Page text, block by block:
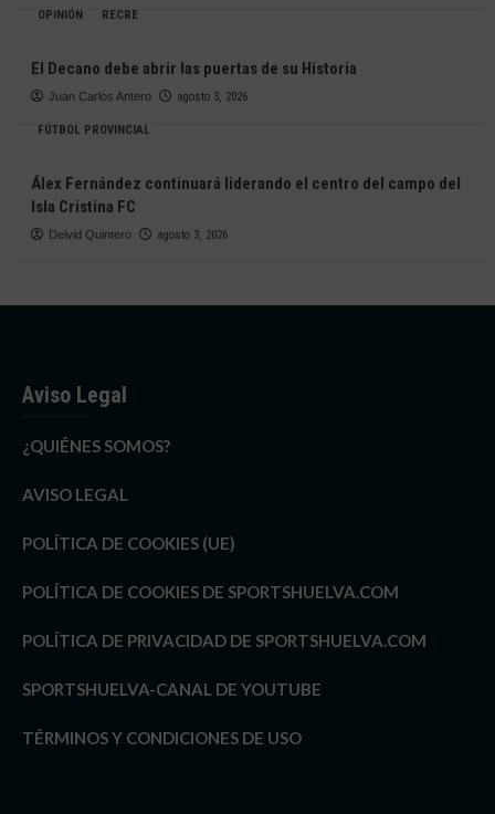
OPINIÓN RECRE
El Decano debe abrir las puertas de su Historia
Juan Carlos Antero agosto 3, 2026
FÚTBOL PROVINCIAL
Álex Fernández continuará liderando el centro del campo del
Isla Cristina FC
Deivid Quintero agosto 3, 2026
Aviso Legal
¿QUIÉNES SOMOS?
AVISO LEGAL
POLÍTICA DE COOKIES (UE)
POLÍTICA DE COOKIES DE SPORTSHUELVA.COM
POLÍTICA DE PRIVACIDAD DE SPORTSHUELVA.COM
SPORTSHUELVA-CANAL DE YOUTUBE
TÉRMINOS Y CONDICIONES DE USO